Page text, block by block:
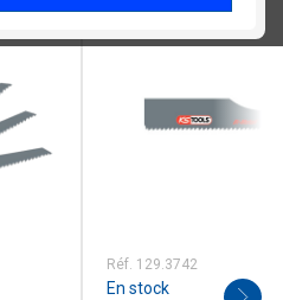
Réf. 129.3742
En stock